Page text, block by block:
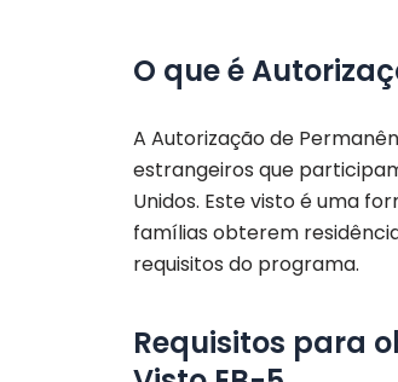
O que é
A Autorização de
estrangeiros que
Unidos. Este visto é uma
famílias obterem
requisitos do programa.
Requisitos para